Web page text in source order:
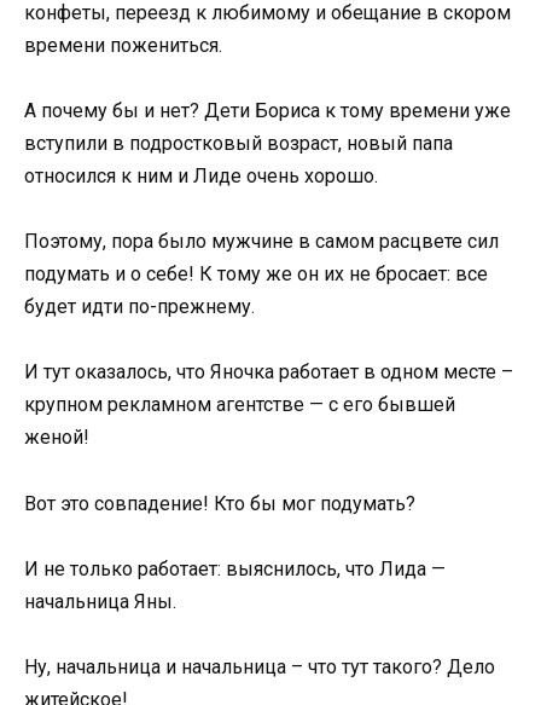
конфеты, переезд к любимому и обещание в скором
времени пожениться.
А почему бы и нет? Дети Бориса к тому времени уже
вступили в подростковый возраст, новый папа
относился к ним и Лиде очень хорошо.
Поэтому, пора было мужчине в самом расцвете сил
подумать и о себе! К тому же он их не бросает: все
будет идти по-прежнему.
И тут оказалось, что Яночка работает в одном месте –
крупном рекламном агентстве — с его бывшей
женой!
Вот это совпадение! Кто бы мог подумать?
И не только работает: выяснилось, что Лида —
начальница Яны.
Ну, начальница и начальница – что тут такого? Дело
житейское!